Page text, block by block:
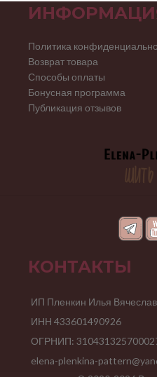
Политика
Возврат товара
Способы оплаты
Бонусная программа
Публикация отзывов
КОНТАКТЫ
ИП Пленкин Илья
ИНН 433601490926
ОГРНИП:
elena-plenkina-